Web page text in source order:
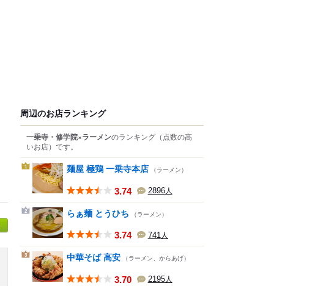
周辺のお店ランキング
一乗寺・修学院×ラーメンのランキング （点数の高
いお店） です。
1 麺屋 極鶏 一乗寺本店 （ラーメン）
3.74 2896人
2 らぁ麺 とうひち （ラーメン）
3.74 741 人
3 中華そば 高安 （ラーメン、からあげ）
3.70 2195人